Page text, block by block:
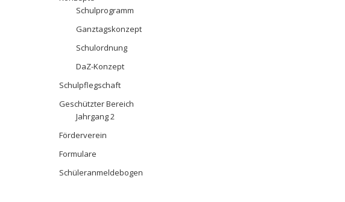
Schulprogramm
Ganztagskonzept
Schulordnung
DaZ-Konzept
Schulpflegschaft
Geschützter Bereich
Jahrgang 2
Förderverein
Formulare
Schüleranmeldebogen